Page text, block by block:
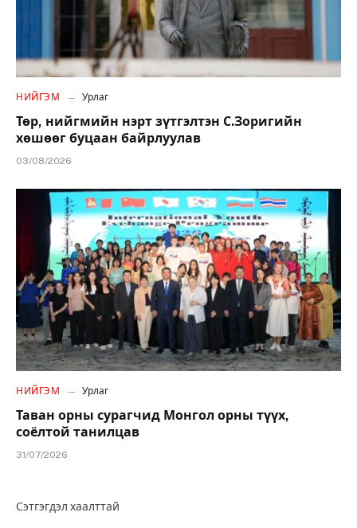
НИЙГЭМ Урлаг
Төр, нийгмийн нэрт зүтгэлтэн С.Зоригийн
хөшөөг буцаан байрлуулав
03/08/2026
НИЙГЭМ Урлаг
Таван орны сурагчид Монгол орны түүх,
соёлтой танилцав
31/07/2026
Сэтгэгдэл хаалттай